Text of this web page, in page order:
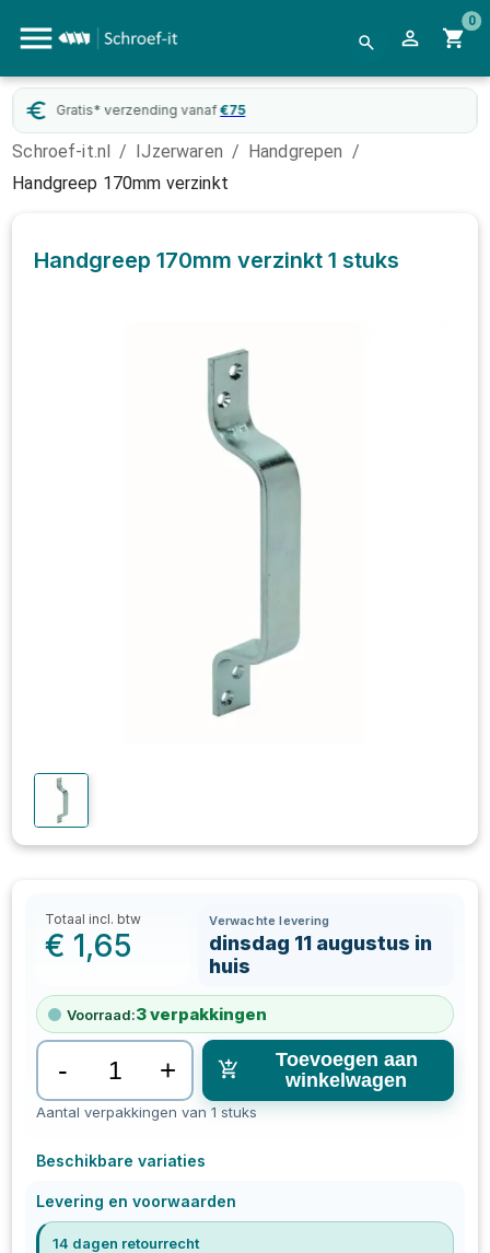
0
Gratis* verzending vanaf €75
Schroef-it.nl / IJzerwaren / Handgrepen /
Handgreep 170mm verzinkt
Handgreep 170mm verzinkt 1 stuks
Totaal incl. btw
€ 1,65
Verwachte levering
dinsdag 11 augustus in
huis
Voorraad:3verpakkingen
- +
Toevoegen aan
winkelwagen
Aantal verpakkingen van 1 stuks
Beschikbare variaties
Levering en voorwaarden
14 dagen retourrecht